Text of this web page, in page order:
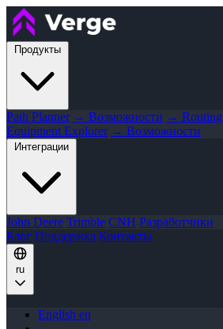
Продукты
Path Planner → Возможности → Routing
Equipment Explorer → Возможности
Интеграции
John Deere Trimble CNH Разработчики
Блог Поддержка Контакты
ru
English en